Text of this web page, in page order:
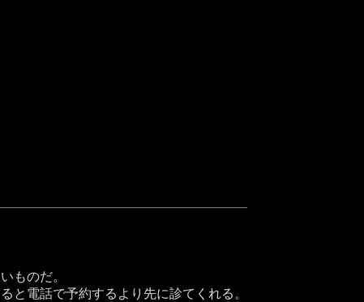
ものだ。
と電話で予約するより先に診てくれる。